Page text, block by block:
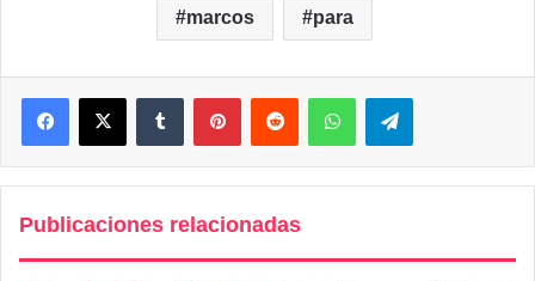
marcos para
FacebookX Tumblr PinterestReddit WhatsAppTelegram
Publicaciones relacionadas